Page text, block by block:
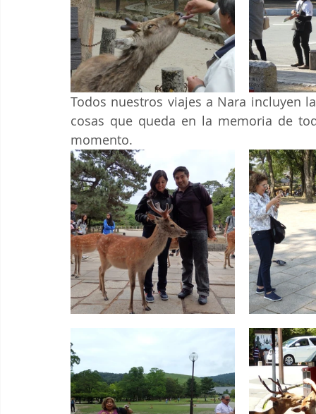
Todos nuestros viajes a Nara incluyen
cosas que queda en la memoria de
momento.